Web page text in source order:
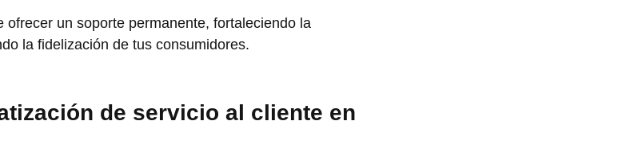
ofrecer un soporte permanente, fortaleciendo la
la fidelización de tus consumidores.
de servicio al cliente en